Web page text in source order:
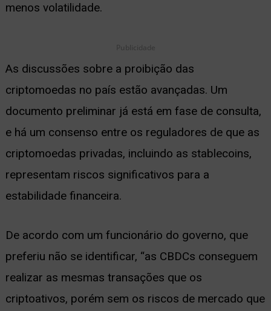
menos volatilidade.
Publicidade
As discussões sobre a proibição das
criptomoedas no país estão avançadas. Um
documento preliminar já está em fase de consulta,
e há um consenso entre os reguladores de que as
criptomoedas privadas, incluindo as stablecoins,
representam riscos significativos para a
estabilidade financeira.
De acordo com um funcionário do governo, que
preferiu não se identificar, “as CBDCs conseguem
realizar as mesmas transações que os
criptoativos, porém sem os riscos de mercado que